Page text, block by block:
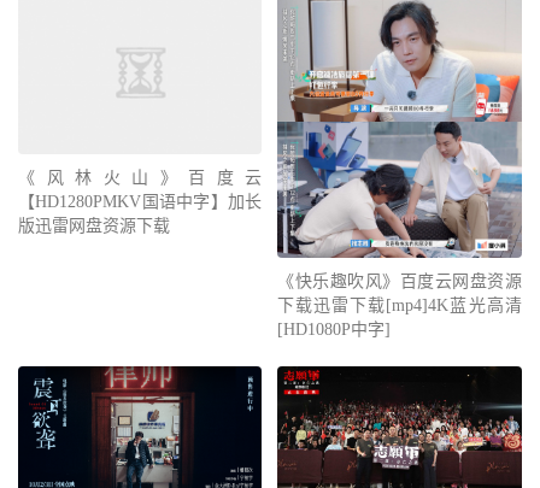
《风林火山》百度云
【HD1280PMKV国语中字】加长
版迅雷网盘资源下载
《快乐趣吹风》百度云网盘资源
下载迅雷下载[mp4]4K蓝光高清
[HD1080P中字]